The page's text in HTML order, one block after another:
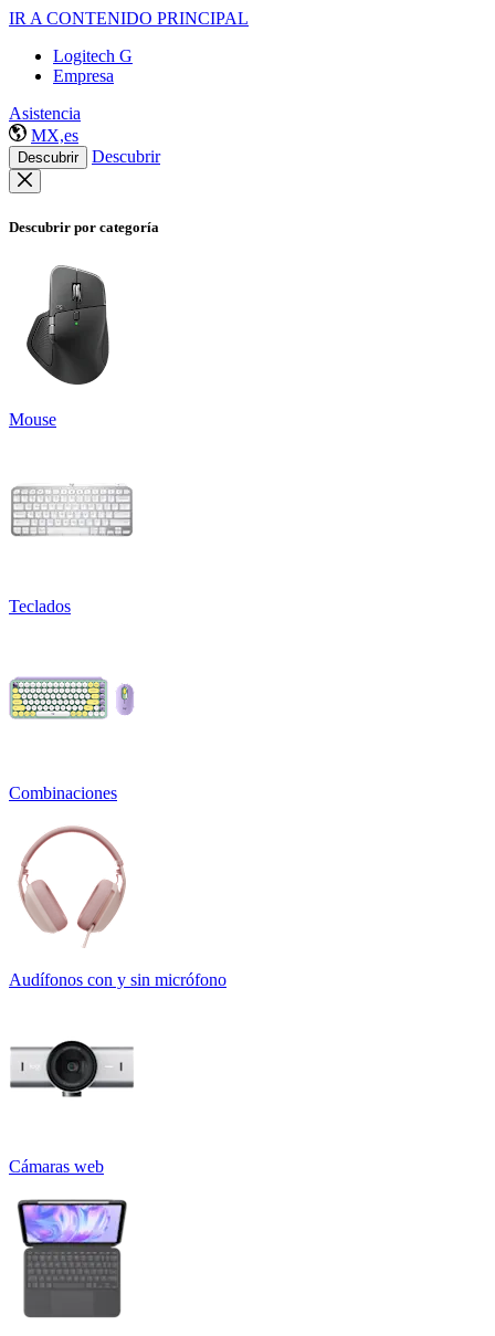
IR A CONTENIDO PRINCIPAL
Logitech G
Empresa
Asistencia
MX,es
Descubrir Descubrir
Descubrir por categoría
Mouse
Teclados
Combinaciones
Audífonos con y sin micrófono
Cámaras web